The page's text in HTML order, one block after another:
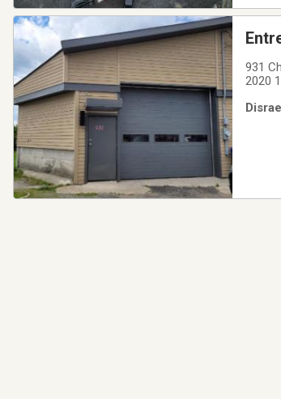
931
2020